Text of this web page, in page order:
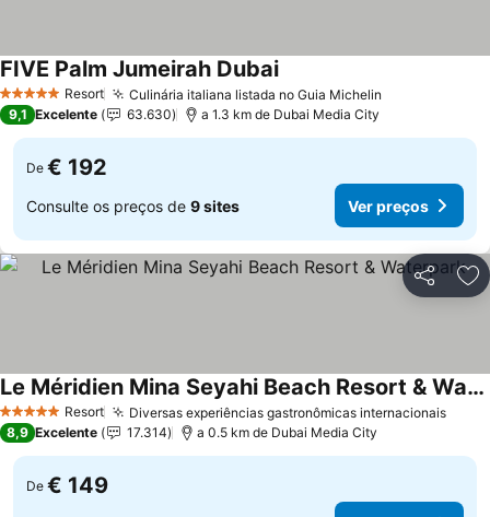
5 Estrelas Resort Culinária italiana listada no Guia Michelin
FIVE Palm Jumeirah Dubai
9,1 Excelente 63.630 a 1.3 km de Dubai Media City
De € 192
Consulte os preços de 9 sites Ver preços
Partilhar
5 Estrelas Resort Diversas experiências gastronômicas internacionais
Le Méridien Mina Seyahi Beach Resort & Waterpark
8,9 Excelente 17.314 a 0.5 km de Dubai Media City
De € 149